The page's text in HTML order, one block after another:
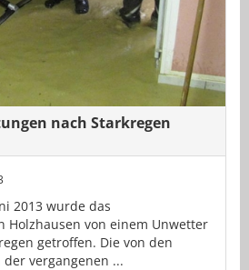
nach Starkregen
2013 wurde das
Holzhausen von einem Unwetter
getroffen. Die von den
vergangenen ...